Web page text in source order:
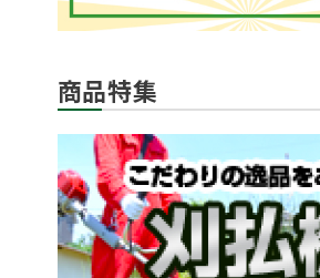
メールでのお問い合わせ
FAXでのご注文
0739-72-453224時間受付
商品特集